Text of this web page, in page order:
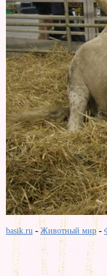
basik.ru -Животный мир-